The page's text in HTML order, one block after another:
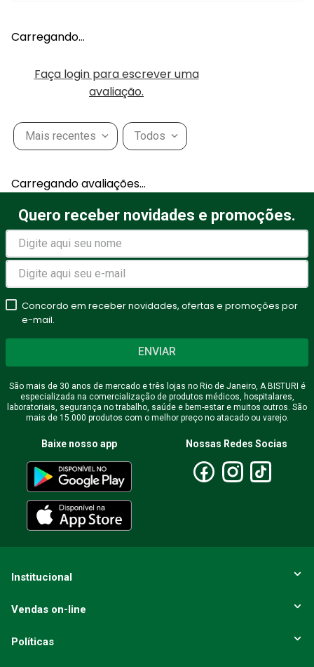
Carregando…
Faça login para escrever uma
avaliação.
Mais recentes Todos
Carregando avaliações…
Quero receber novidades e promoções.
Concordo em receber novidades, ofertas e promoções por
e-mail.
ENVIAR
São mais de 30 anos de mercado e três lojas no Rio de Janeiro, A BISTURI é
especializada na comercialização de produtos médicos, hospitalares,
laboratoriais, segurança no trabalho, saúde e bem-estar e muitos outros. São
mais de 15.000 produtos com o melhor preço no atacado ou varejo.
Baixe nosso app Nossas Redes Socias
Institucional
Vendas on-line
Políticas